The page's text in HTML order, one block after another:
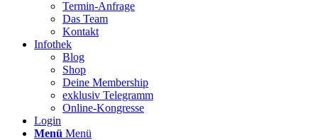
Termin-Anfrage
Das Team
Kontakt
Infothek
Blog
Shop
Deine Membership
exklusiv Telegramm
Online-Kongresse
Login
Menü Menü